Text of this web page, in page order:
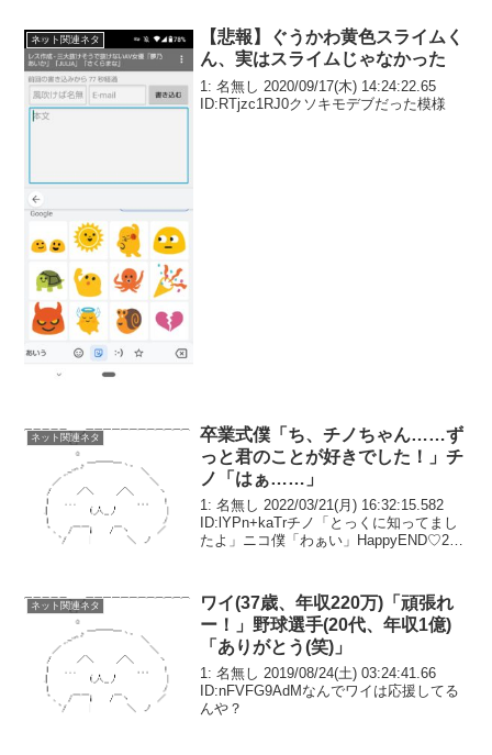
ネット関連ネタ
【悲報】ぐうかわ黄色スライムく
ん、実はスライムじゃなかった
1: 名無し 2020/09/17(木) 14:24:22.65
ID:RTjzc1RJ0クソキモデブだった模様
ネット関連ネタ
卒業式僕「ち、チノちゃん……ず
っと君のことが好きでした！」チ
ノ「はぁ……」
1: 名無し 2022/03/21(月) 16:32:15.582
ID:lYPn+kaTrチノ「とっくに知ってまし
たよ」ニコ僕「わぁい」HappyEND♡2:
ネット関連ネタ
ワイ(37歳、年収220万)「頑張れ
ー！」野球選手(20代、年収1億)
「ありがとう(笑)」
1: 名無し 2019/08/24(土) 03:24:41.66
ID:nFVFG9AdMなんでワイは応援してる
んや？